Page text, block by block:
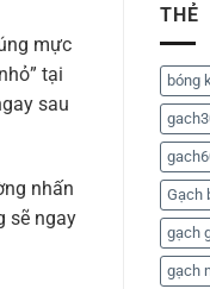
mực
tại
sau
nhấn
sẽ ngay
THẺ
bóng
Gạch
gạch
gạch